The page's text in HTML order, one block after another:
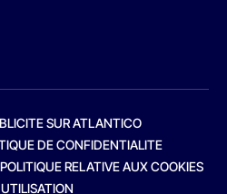
SUR ATLANTICO
DE CONFIDENTIALITE
POLITIQUE RELATIVE AUX COOKIES